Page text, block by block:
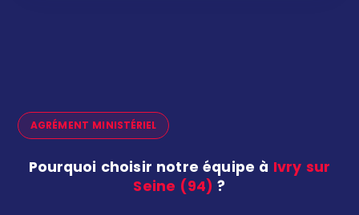
AGRÉMENT MINISTÉRIEL
Pourquoi choisir notre équipe à Ivry sur
Seine (94) ?